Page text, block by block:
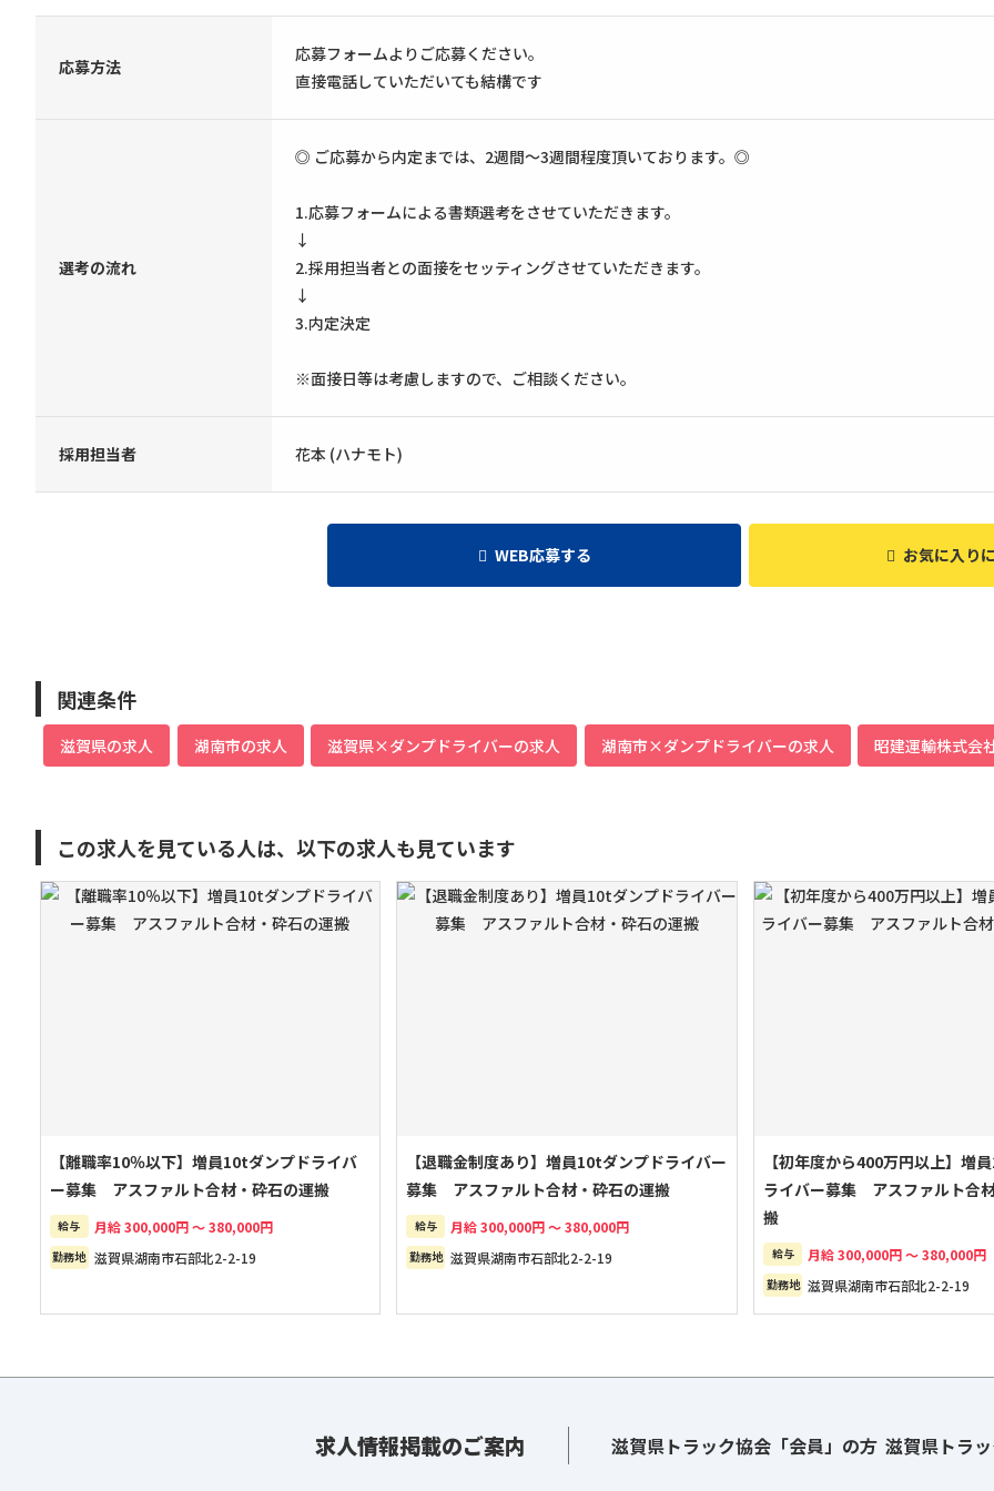
応募方法
応募フォームよりご応募ください。
直接電話していただいても結構です
選考の流れ
◎ ご応募から内定までは、2週間〜3週間程度頂いております。◎
1.応募フォームによる書類選考をさせていただきます。
↓
2.採用担当者との面接をセッティングさせていただきます。
↓
3.内定決定
※面接日等は考慮しますので、ご相談ください。
採用担当者 花本 (ハナモト)
WEB応募する お気に入り
関連条件
滋賀県の求人 湖南市の求人 滋賀県×ダンプドライバーの求人 湖南市×ダンプドライバーの求人 昭建運輸株式会
この求人を見ている人は、以下の求人も見ています
【離職率10％以下】増員10tダンプドライバ
ー募集 アスファルト合材・砕石の運搬
給与 月給 300,000円 ～ 380,000円
勤務地 滋賀県湖南市石部北2-2-19
【退職金制度あり】増員10tダンプドライバー
募集 アスファルト合材・砕石の運搬
給与 月給 300,000円 ～ 380,000円
勤務地 滋賀県湖南市石部北2-2-19
【初年度から400万円以上】増
ライバー募集 アスファルト合
搬
給与 月給 300,000円 ～ 380,000円
勤務地 滋賀県湖南市石部北2-2-19
求人情報掲載のご案内 滋賀県トラック協会「会員」の方 滋賀県トラ